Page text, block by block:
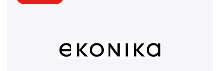
ekonika осень-зима 2026